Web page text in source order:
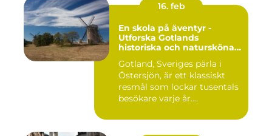
16. feb
En skola på äventyr -
Utforska Gotlands
historiska och natursköna
Gotland, Sveriges pärla i
Östersjön, är ett klassiskt
resmål som lockar tusentals
besökare varje år....